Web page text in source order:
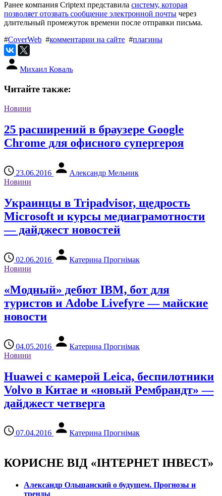
Ранее компания Criptext представила систему, которая
позволяет отозвать сообщение электронной почты через
длительный промежуток времени после отправки письма.
#CoverWeb #комментарии на сайте #плагины
Михаил Коваль
Читайте также:
Новини
25 расширений в браузере Google
Chrome для офисного супергероя
23.06.2016
Александр Мельник
Новини
Украинцы в Tripadvisor, щедрость
Microsoft и курсы медиаграмотности
— дайджест новостей
02.06.2016
Катерина Прогнімак
Новини
«Модный» дебют IBM, бот для
туристов и Adobe Livefyre — майские
новости
04.05.2016
Катерина Прогнімак
Новини
Huawei с камерой Leica, беспилотники
Volvo в Китае и «новый Рембрандт» —
дайджест четверга
07.04.2016 Катерина Прогнімак
КОРИСНЕ ВІД «ІНТЕРНЕТ ІНВЕСТ»
Александр Ольшанский о будущем. Прогнозы и
тренды